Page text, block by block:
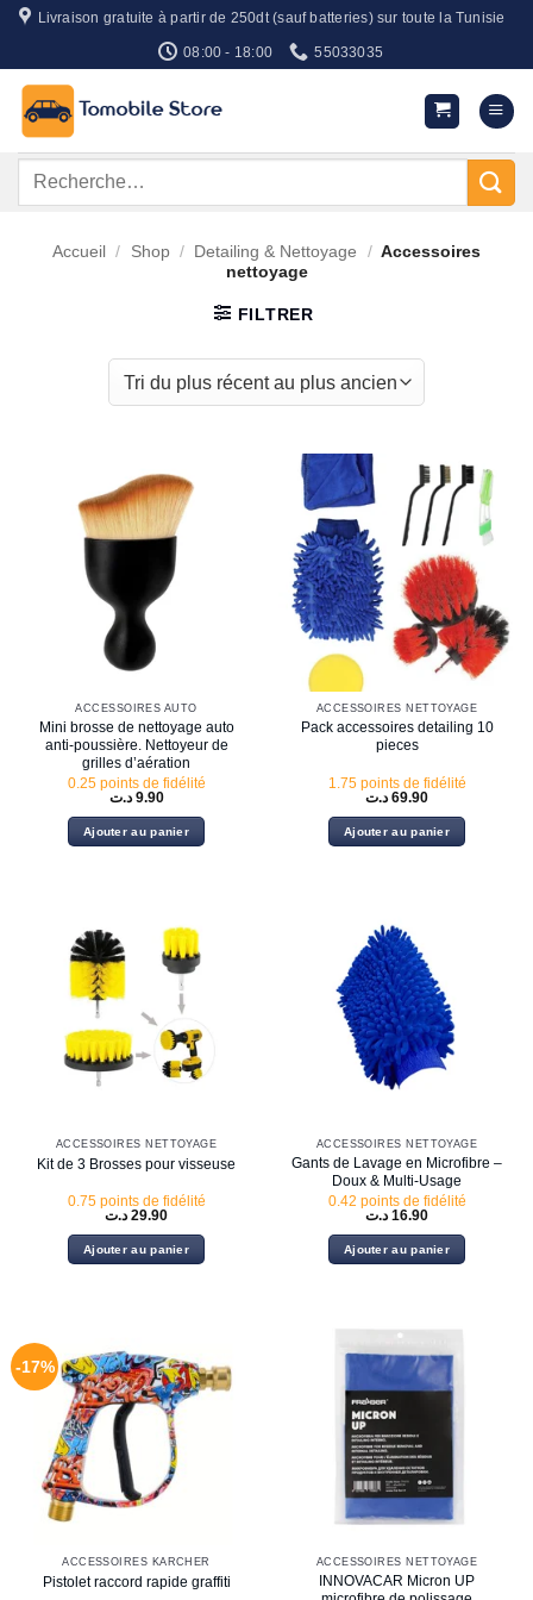
Passer
contenu
Livraison gratuite à partir de 250dt (sauf batteries) sur toute la Tunisie
08:00 - 18:00 55033035
Recherche
Accueil / Shop / Detailing & Nettoyage / Accessoires
nettoyage
FILTRER
ACCESSOIRES AUTO
Mini brosse de nettoyage auto
anti-poussière. Nettoyeur de
grilles d’aération
0.25 points de fidélité
9.90 د.ت
Ajouter au panier
ACCESSOIRES NETTOYAGE
Pack accessoires detailing 10
pieces
1.75 points de fidélité
69.90 د.ت
Ajouter au panier
ACCESSOIRES NETTOYAGE
Kit de 3 Brosses pour visseuse
0.75 points de fidélité
29.90 د.ت
Ajouter au panier
ACCESSOIRES NETTOYAGE
Gants de Lavage en Microfibre –
Doux & Multi-Usage
0.42 points de fidélité
16.90 د.ت
Ajouter au panier
-17%
ACCESSOIRES KARCHER
Pistolet raccord rapide graffiti
ACCESSOIRES NETTOYAGE
INNOVACAR Micron UP